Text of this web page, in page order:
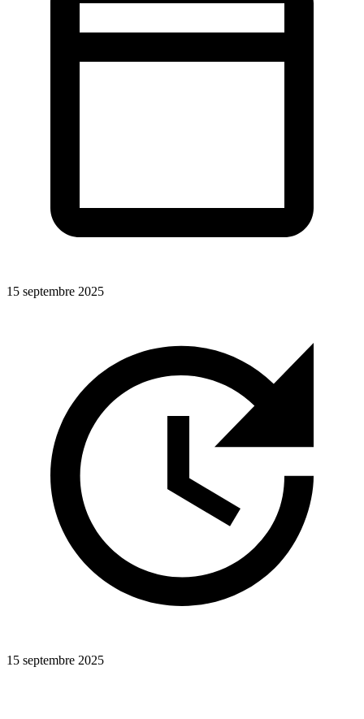
15 septembre 2025
15 septembre 2025